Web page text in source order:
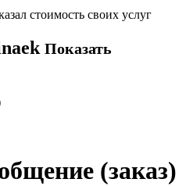
стоимость своих услуг
Показать
(заказ)